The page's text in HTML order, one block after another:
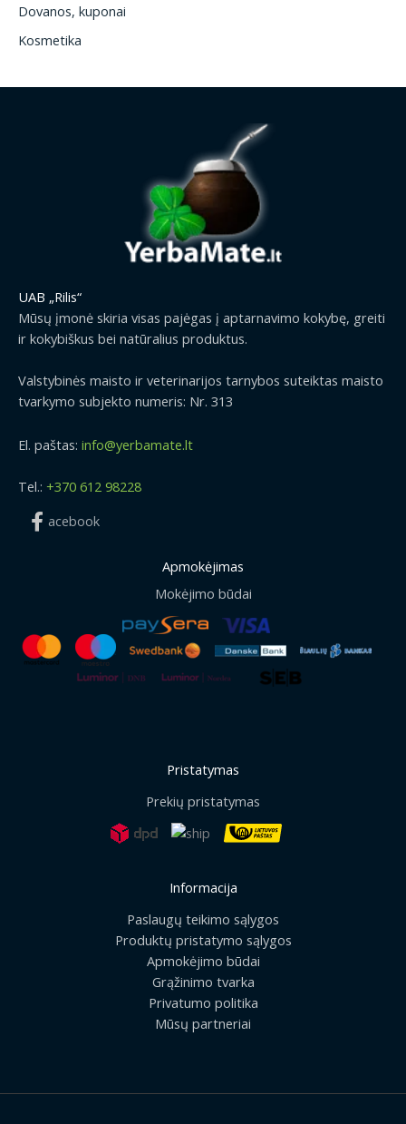
Dovanos, kuponai
Kosmetika
UAB „Rilis“
Mūsų įmonė skiria visas pajėgas į aptarnavimo kokybę, greiti
ir kokybiškus bei natūralius produktus.
Valstybinės maisto ir veterinarijos tarnybos suteiktas maisto
tvarkymo subjekto numeris: Nr. 313
El. paštas: info@yerbamate.lt
Tel.: +370 612 98228
acebook
Apmokėjimas
Mokėjimo būdai
Pristatymas
Prekių pristatymas
Informacija
Paslaugų teikimo sąlygos
Produktų pristatymo sąlygos
Apmokėjimo būdai
Grąžinimo tvarka
Privatumo politika
Mūsų partneriai